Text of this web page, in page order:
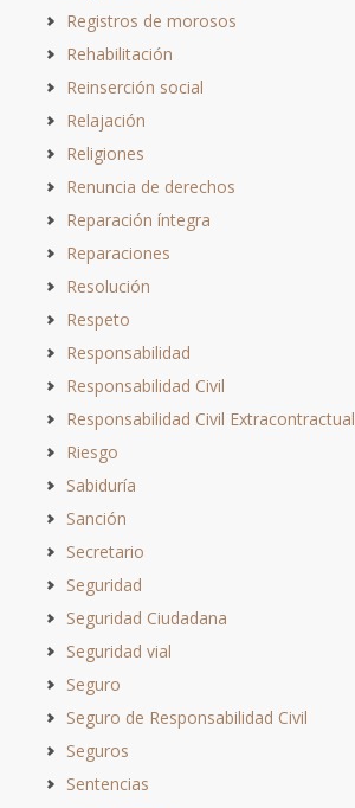
Registros de morosos
Rehabilitación
Reinserción social
Relajación
Religiones
Renuncia de derechos
Reparación íntegra
Reparaciones
Resolución
Respeto
Responsabilidad
Responsabilidad Civil
Responsabilidad Civil Extracontractual
Riesgo
Sabiduría
Sanción
Secretario
Seguridad
Seguridad Ciudadana
Seguridad vial
Seguro
Seguro de Responsabilidad Civil
Seguros
Sentencias